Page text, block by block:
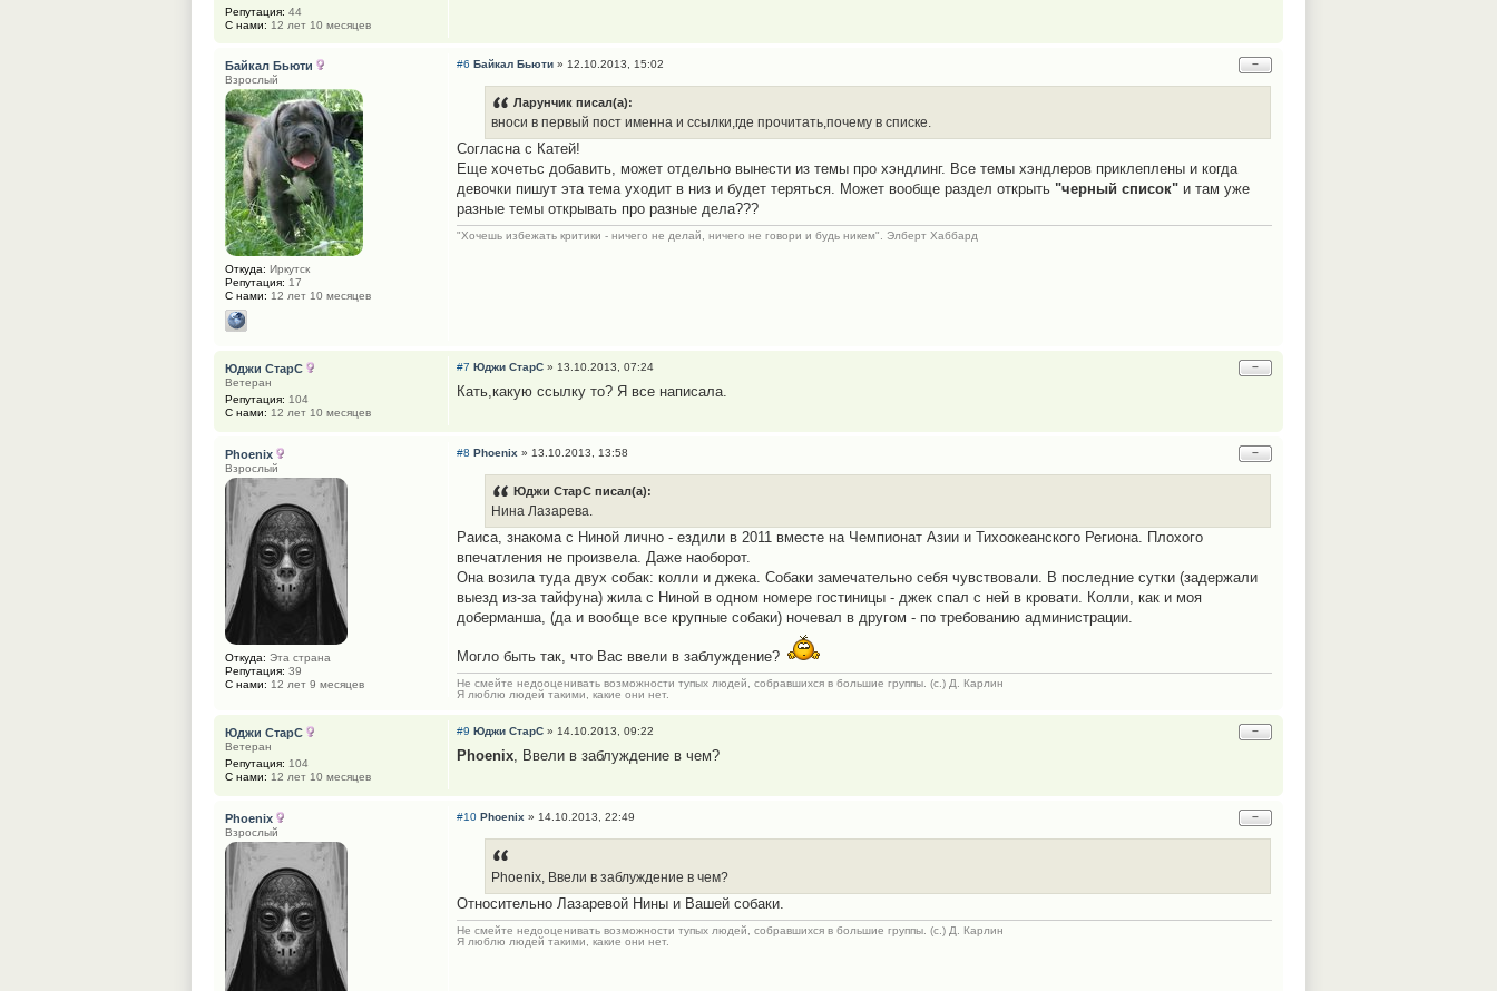
Репутация: 44
С нами: 12 лет 10 месяцев
−
#6 Байкал Бьюти » 12.10.2013, 15:02
Ларунчик писал(а):
вноси в первый пост именна и ссылки,где прочитать,почему в списке.
Согласна с Катей!
Еще хочетьс добавить, может отдельно вынести из темы про хэндлинг. Все темы хэндлеров приклеплены и когда
девочки пишут эта тема уходит в низ и будет теряться. Может вообще раздел открыть "черный список" и там уже
разные темы открывать про разные дела???
"Хочешь избежать критики - ничего не делай, ничего не говори и будь никем". Элберт Хаббард
Байкал Бьюти
Взрослый
Откуда: Иркутск
Репутация: 17
С нами: 12 лет 10 месяцев
−
#7 Юджи СтарС » 13.10.2013, 07:24
Кать,какую ссылку то? Я все написала.
Юджи СтарС
Ветеран
Репутация: 104
С нами: 12 лет 10 месяцев
−
#8 Phoenix » 13.10.2013, 13:58
Юджи СтарС писал(а):
Нина Лазарева.
Раиса, знакома с Ниной лично - ездили в 2011 вместе на Чемпионат Азии и Тихоокеанского Региона. Плохого
впечатления не произвела. Даже наоборот.
Она возила туда двух собак: колли и джека. Собаки замечательно себя чувствовали. В последние сутки (задержали
выезд из-за тайфуна) жила с Ниной в одном номере гостиницы - джек спал с ней в кровати. Колли, как и моя
доберманша, (да и вообще все крупные собаки) ночевал в другом - по требованию администрации.
Могло быть так, что Вас ввели в заблуждение?
Не смейте недооценивать возможности тупых людей, собравшихся в большие группы. (с.) Д. Карлин
Я люблю людей такими, какие они нет.
Phoenix
Взрослый
Откуда: Эта страна
Репутация: 39
С нами: 12 лет 9 месяцев
−
#9 Юджи СтарС » 14.10.2013, 09:22
Phoenix, Ввели в заблуждение в чем?
Юджи СтарС
Ветеран
Репутация: 104
С нами: 12 лет 10 месяцев
−
#10 Phoenix » 14.10.2013, 22:49
Phoenix, Ввели в заблуждение в чем?
Относительно Лазаревой Нины и Вашей собаки.
Не смейте недооценивать возможности тупых людей, собравшихся в большие группы. (с.) Д. Карлин
Я люблю людей такими, какие они нет.
Phoenix
Взрослый